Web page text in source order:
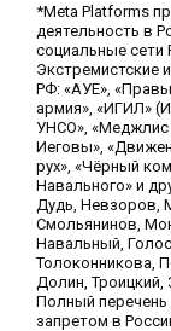
*Meta Platforms
деятельность в
социальные сети
Экстремистские
РФ: «АУЕ»,
армия», «ИГИЛ»
УНСО», «Меджлис
Иеговы»,
рух», «Чёрный
Навального» и
Дудь, Невзоров,
Смольянинов,
Навальный,
Толоконникова,
Долин, Троицкий,
Полный перечень
запретом в